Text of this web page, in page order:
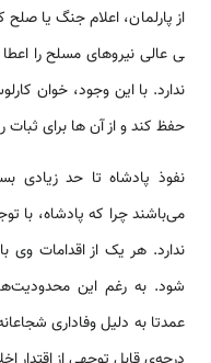
از پارلمان، اعلام جنگ یا
ی عالی نیروهای مسلح را
ندارد. با این وجود، خوان
حفظ کند و از آن ها برای ثبات
نفوذ پادشاه تا حد زیادی
می‌باشند چرا که پادشاه، با
ندارد. هر یک از اقدامات وی
شود. به رغم این
عمدتا به دلیل وفاداری